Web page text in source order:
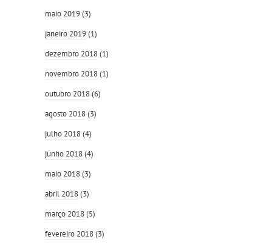
maio 2019(3)
janeiro 2019(1)
dezembro 2018(1)
novembro 2018(1)
outubro 2018(6)
agosto 2018(3)
julho 2018(4)
junho 2018(4)
maio 2018(3)
abril 2018(3)
março 2018(5)
fevereiro 2018(3)